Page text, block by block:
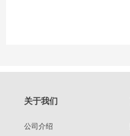
关于我们
公司介绍